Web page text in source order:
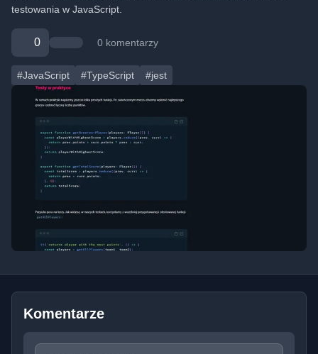
testowania w JavaScript.
0 0 komentarzy
#JavaScript #TypeScript #jest
Komentarze